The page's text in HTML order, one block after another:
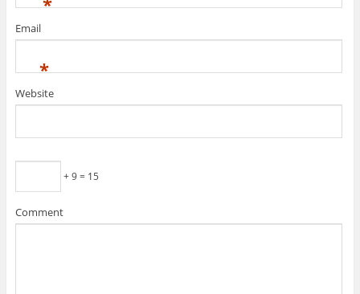
*
Email
*
Website
+ 9 = 15
Comment